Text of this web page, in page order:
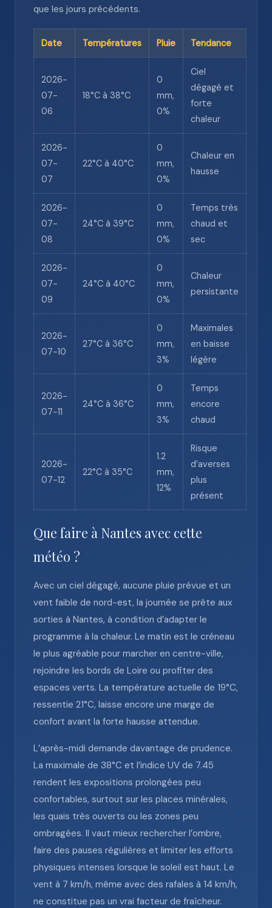
que les jours précédents.
Date Températures Pluie Tendance
2026-
07-
06
18°C à 38°C
0
mm,
0%
Ciel
dégagé et
forte
chaleur
2026-
07-
07
22°C à 40°C
0
mm,
0%
Chaleur en
hausse
2026-
07-
08
24°C à 39°C
0
mm,
0%
Temps très
chaud et
sec
2026-
07-
09
24°C à 40°C
0
mm,
0%
Chaleur
persistante
2026-
07-10
27°C à 36°C
0
mm,
3%
Maximales
en baisse
légère
2026-
07-11
24°C à 36°C
0
mm,
3%
Temps
encore
chaud
2026-
07-12
22°C à 35°C
1.2
mm,
12%
Risque
d’averses
plus
présent
Que faire à Nantes avec cette
météo ?
Avec un ciel dégagé, aucune pluie prévue et un
vent faible de nord-est, la journée se prête aux
sorties à Nantes, à condition d’adapter le
programme à la chaleur. Le matin est le créneau
le plus agréable pour marcher en centre-ville,
rejoindre les bords de Loire ou profiter des
espaces verts. La température actuelle de 19°C,
ressentie 21°C, laisse encore une marge de
confort avant la forte hausse attendue.
L’après-midi demande davantage de prudence.
La maximale de 38°C et l’indice UV de 7.45
rendent les expositions prolongées peu
confortables, surtout sur les places minérales,
les quais très ouverts ou les zones peu
ombragées. Il vaut mieux rechercher l’ombre,
faire des pauses régulières et limiter les efforts
physiques intenses lorsque le soleil est haut. Le
vent à 7 km/h, même avec des rafales à 14 km/h,
ne constitue pas un vrai facteur de fraîcheur.